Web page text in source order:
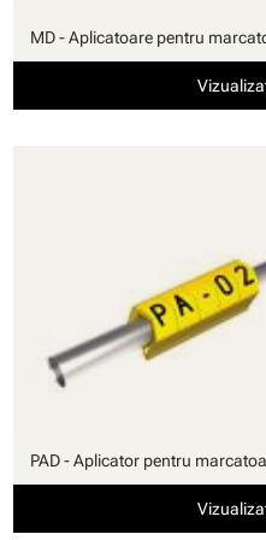
MD - Aplicatoare pentru
PAD - Aplicator pentru